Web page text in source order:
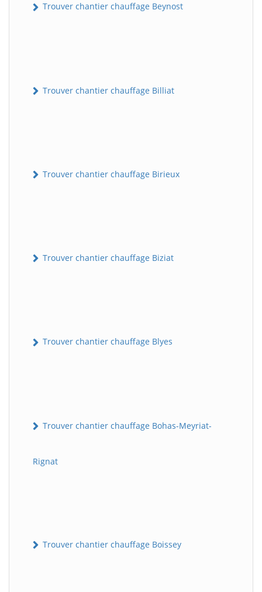
Trouver chantier chauffage Beynost
Trouver chantier chauffage Billiat
Trouver chantier chauffage Birieux
Trouver chantier chauffage Biziat
Trouver chantier chauffage Blyes
Trouver chantier chauffage Bohas-Meyriat-
Rignat
Trouver chantier chauffage Boissey